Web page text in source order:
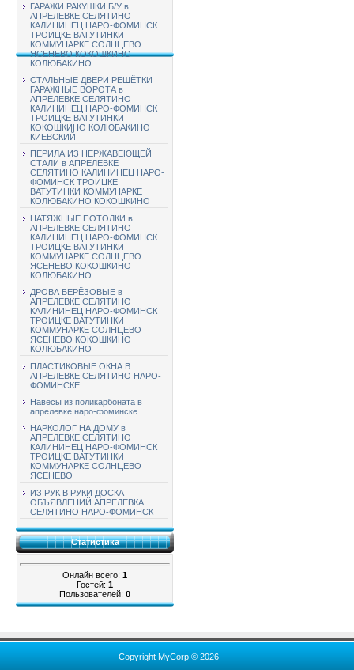
ГАРАЖИ РАКУШКИ Б/У в
АПРЕЛЕВКЕ СЕЛЯТИНО
КАЛИНИНЕЦ НАРО-ФОМИНСК
ТРОИЦКЕ ВАТУТИНКИ
КОММУНАРКЕ СОЛНЦЕВО
ЯСЕНЕВО КОКОШКИНО
КОЛЮБАКИНО
СТАЛЬНЫЕ ДВЕРИ РЕШЁТКИ
ГАРАЖНЫЕ ВОРОТА в
АПРЕЛЕВКЕ СЕЛЯТИНО
КАЛИНИНЕЦ НАРО-ФОМИНСК
ТРОИЦКЕ ВАТУТИНКИ
КОКОШКИНО КОЛЮБАКИНО
КИЕВСКИЙ
ПЕРИЛА ИЗ НЕРЖАВЕЮЩЕЙ
СТАЛИ в АПРЕЛЕВКЕ
СЕЛЯТИНО КАЛИНИНЕЦ НАРО-
ФОМИНСК ТРОИЦКЕ
ВАТУТИНКИ КОММУНАРКЕ
КОЛЮБАКИНО КОКОШКИНО
НАТЯЖНЫЕ ПОТОЛКИ в
АПРЕЛЕВКЕ СЕЛЯТИНО
КАЛИНИНЕЦ НАРО-ФОМИНСК
ТРОИЦКЕ ВАТУТИНКИ
КОММУНАРКЕ СОЛНЦЕВО
ЯСЕНЕВО КОКОШКИНО
КОЛЮБАКИНО
ДРОВА БЕРЁЗОВЫЕ в
АПРЕЛЕВКЕ СЕЛЯТИНО
КАЛИНИНЕЦ НАРО-ФОМИНСК
ТРОИЦКЕ ВАТУТИНКИ
КОММУНАРКЕ СОЛНЦЕВО
ЯСЕНЕВО КОКОШКИНО
КОЛЮБАКИНО
ПЛАСТИКОВЫЕ ОКНА В
АПРЕЛЕВКЕ СЕЛЯТИНО НАРО-
ФОМИНСКЕ
Навесы из поликарбоната в
апрелевке наро-фоминске
НАРКОЛОГ НА ДОМУ в
АПРЕЛЕВКЕ СЕЛЯТИНО
КАЛИНИНЕЦ НАРО-ФОМИНСК
ТРОИЦКЕ ВАТУТИНКИ
КОММУНАРКЕ СОЛНЦЕВО
ЯСЕНЕВО
ИЗ РУК В РУКИ ДОСКА
ОБЪЯВЛЕНИЙ АПРЕЛЕВКА
СЕЛЯТИНО НАРО-ФОМИНСК
Статистика
Онлайн всего: 1
Гостей: 1
Пользователей: 0
Copyright MyCorp © 2026